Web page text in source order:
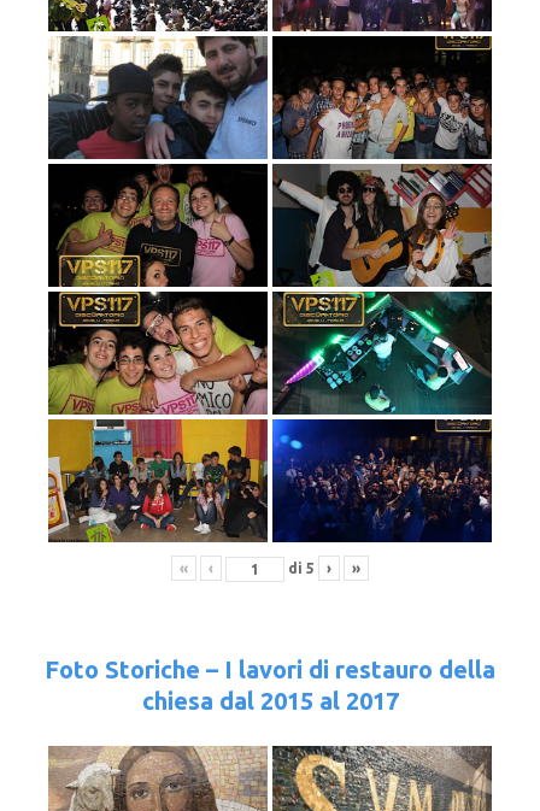
« ‹ di 5 › »
Foto Storiche – I lavori di restauro della
chiesa dal 2015 al 2017